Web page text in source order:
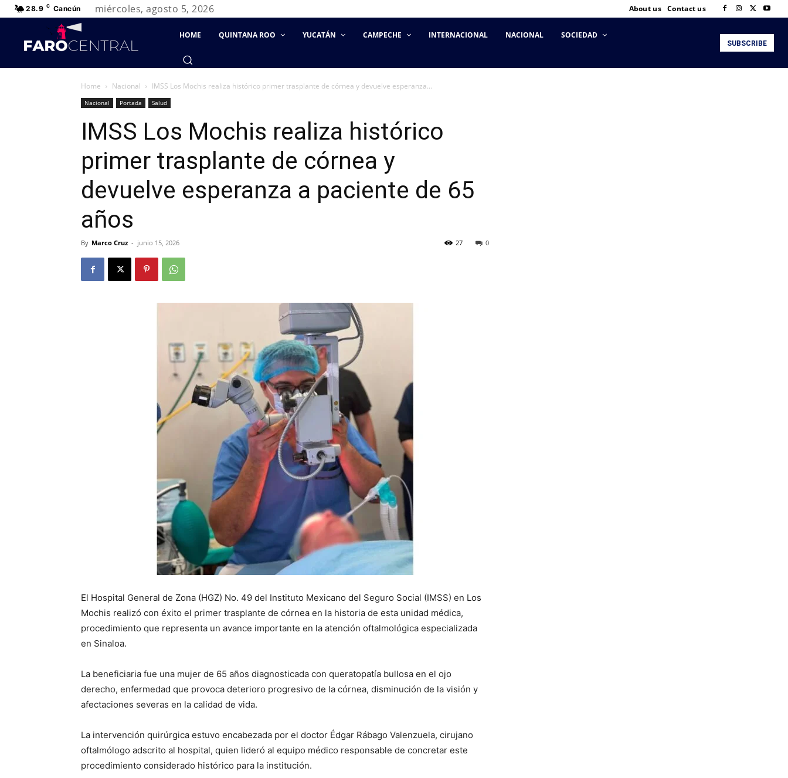
28.9 C Cancún miércoles, agosto 5, 2026 About us Contact us
HOME QUINTANA ROO YUCATÁN CAMPECHE INTERNACIONAL NACIONAL SOCIEDAD
SUBSCRIBE
Home Nacional IMSS Los Mochis realiza histórico primer trasplante de córnea y devuelve esperanza...
Nacional Portada Salud
IMSS Los Mochis realiza histórico
primer trasplante de córnea y
devuelve esperanza a paciente de 65
años
By Marco Cruz - junio 15, 2026 0
27
El Hospital General de Zona (HGZ) No. 49 del Instituto Mexicano del Seguro Social (IMSS) en Los
Mochis realizó con éxito el primer trasplante de córnea en la historia de esta unidad médica,
procedimiento que representa un avance importante en la atención oftalmológica especializada
en Sinaloa.
La beneficiaria fue una mujer de 65 años diagnosticada con queratopatía bullosa en el ojo
derecho, enfermedad que provoca deterioro progresivo de la córnea, disminución de la visión y
afectaciones severas en la calidad de vida.
La intervención quirúrgica estuvo encabezada por el doctor Édgar Rábago Valenzuela, cirujano
oftalmólogo adscrito al hospital, quien lideró al equipo médico responsable de concretar este
procedimiento considerado histórico para la institución.